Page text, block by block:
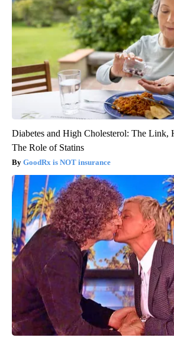
Diabetes and High Cholesterol: The Link,
The Role of Statins
GoodRx is NOT insurance